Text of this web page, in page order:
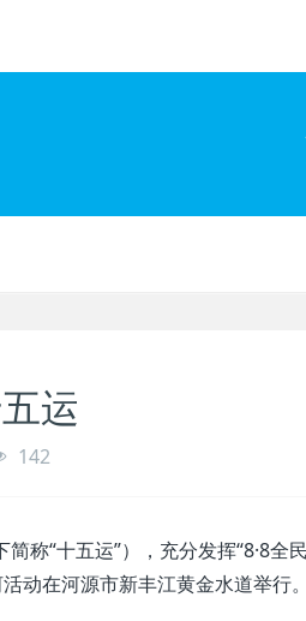
运
142
称“十五运”），充分发挥“8·8
动在河源市新丰江黄金水道举